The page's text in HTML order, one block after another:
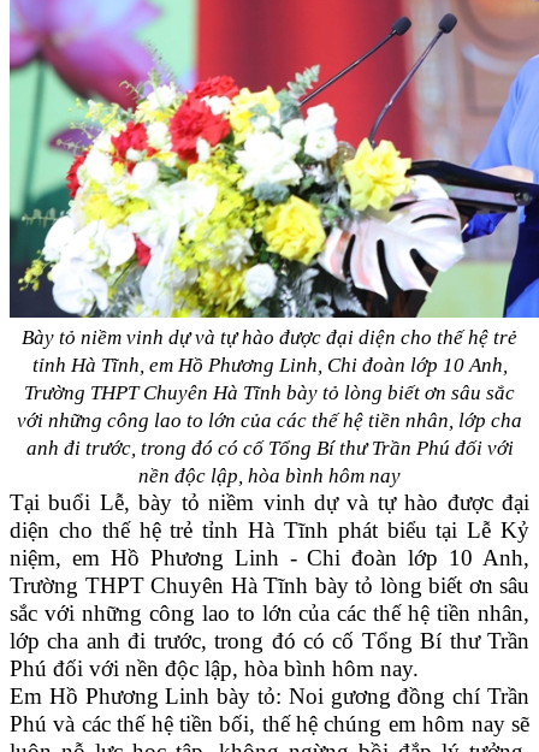
Bày tỏ niềm vinh dự và tự hào được đại diện cho thế hệ trẻ
tỉnh Hà Tĩnh, em Hồ Phương Linh, Chi đoàn lớp 10 Anh,
Trường THPT Chuyên Hà Tĩnh bày tỏ lòng biết ơn sâu sắc
với những công lao to lớn của các thế hệ tiền nhân, lớp cha
anh đi trước, trong đó có cố Tổng Bí thư Trần Phú đối với
nền độc lập, hòa bình hôm nay
Tại buổi Lễ, bày tỏ niềm vinh dự và tự hào được đại
diện cho thế hệ trẻ tỉnh Hà Tĩnh phát biểu tại Lễ Kỷ
niệm, em Hồ Phương Linh - Chi đoàn lớp 10 Anh,
Trường THPT Chuyên Hà Tĩnh bày tỏ lòng biết ơn sâu
sắc với những công lao to lớn của các thế hệ tiền nhân,
lớp cha anh đi trước, trong đó có cố Tổng Bí thư Trần
Phú đối với nền độc lập, hòa bình hôm nay.
Em Hồ Phương Linh bày tỏ: Noi gương đồng chí Trần
Phú và các thế hệ tiền bối, thế hệ chúng em hôm nay sẽ